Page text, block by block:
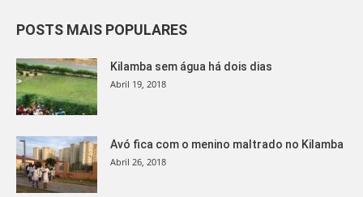
POSTS MAIS POPULARES
Kilamba sem água há dois dias
Abril 19, 2018
Avó fica com o menino maltrado no Kilamba
Abril 26, 2018